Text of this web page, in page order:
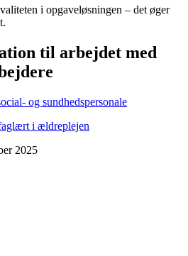
i opgaveløsningen – det øger
til arbejdet med
og sundhedspersonale
i ældreplejen
2025